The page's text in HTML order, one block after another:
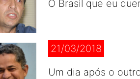
O Brasil que eu
21/03/2018
Um dia após o